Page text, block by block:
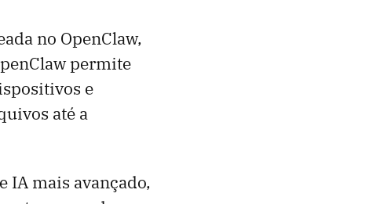
no OpenClaw,
permite
e
até a
IA mais avançado,